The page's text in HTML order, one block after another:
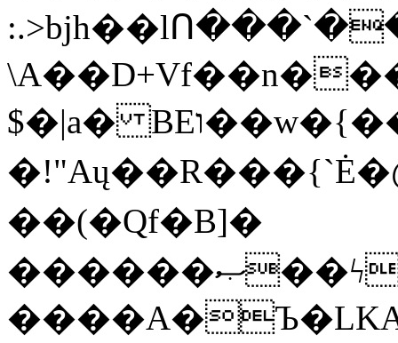
$�|a� BEו��w�{���;���q�X��d%�������W� hU�(�1�Ū}9�S�F<��i�L3�;�
��(�Qf�B]�
������ޞ��ϟak��r��_39$�8�p���7�2�yIZ�R��x��/